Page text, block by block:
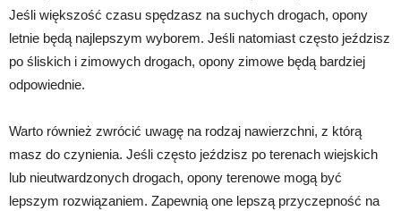
Jeśli większość czasu spędzasz na suchych drogach, opony
letnie będą najlepszym wyborem. Jeśli natomiast często jeździsz
po śliskich i zimowych drogach, opony zimowe będą bardziej
odpowiednie.
Warto również zwrócić uwagę na rodzaj nawierzchni, z którą
masz do czynienia. Jeśli często jeździsz po terenach wiejskich
lub nieutwardzonych drogach, opony terenowe mogą być
lepszym rozwiązaniem. Zapewnią one lepszą przyczepność na